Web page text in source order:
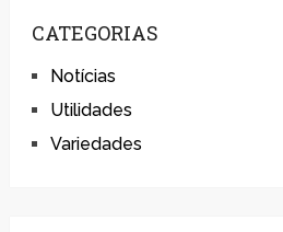
CATEGORIAS
Notícias
Utilidades
Variedades